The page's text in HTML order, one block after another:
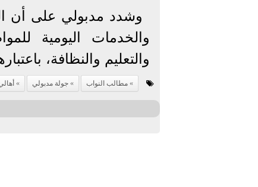
وشدد مدبولي على أن
والخدمات اليومية
والتعليم والنظافة،
مطالب النواب جولة مدبولي